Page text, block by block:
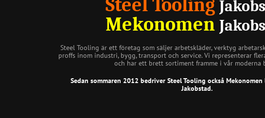
Steel Tooling
Mekonomen
Steel Tooling är ett företag som säljer arbetskläder, verktyg
proffs inom industri, bygg, transport och service. Vi representerar
och har ett brett sortiment framme i vår moderna
Sedan sommaren 2012 bedriver Steel Tooling också
Jakobstad.